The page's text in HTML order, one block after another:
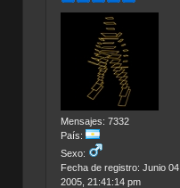
Mensajes: 7332
País:
Sexo:
Fecha de registro: Junio 04,
2005, 21:41:14 pm